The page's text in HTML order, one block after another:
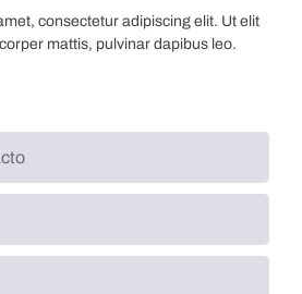
consectetur adipiscing elit. Ut elit
mattis, pulvinar dapibus leo.